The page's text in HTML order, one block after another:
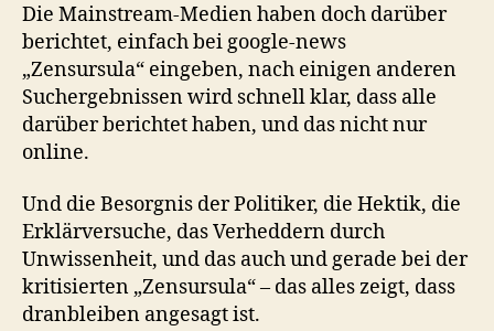
Die Mainstream-Medien haben doch darüber
berichtet, einfach bei google-news
„Zensursula“ eingeben, nach einigen anderen
Suchergebnissen wird schnell klar, dass alle
darüber berichtet haben, und das nicht nur
online.
Und die Besorgnis der Politiker, die Hektik, die
Erklärversuche, das Verheddern durch
Unwissenheit, und das auch und gerade bei der
kritisierten „Zensursula“ – das alles zeigt, dass
dranbleiben angesagt ist.